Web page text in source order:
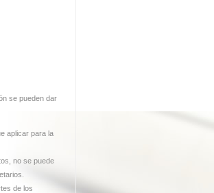
se pueden dar
aplicar para la
no se puede
de los